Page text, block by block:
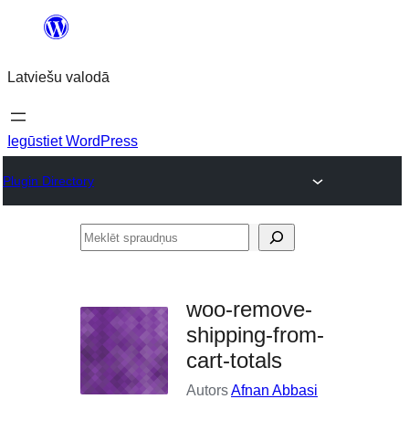
Pāriet
saturu
Latviešu valodā
Iegūstiet WordPress
Plugin Directory
Meklēt
woo-remove-
shipping-from-
cart-totals
AutorsAfnan Abbasi